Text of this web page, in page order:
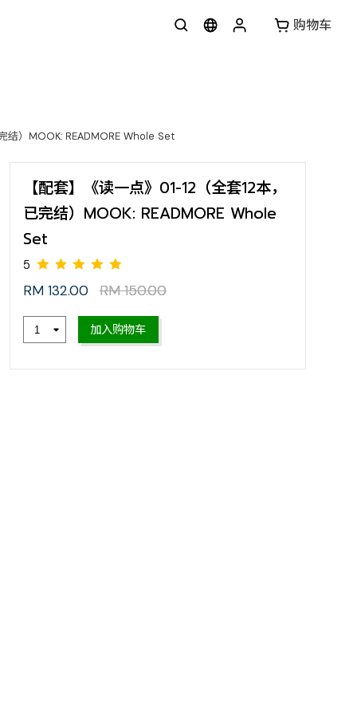
购物车
结）MOOK: READMORE Whole Set
【配套】《读一点》01-12（全套12本，
已完结）MOOK: READMORE Whole
Set
5
RM 132.00 RM 150.00
加入购物车